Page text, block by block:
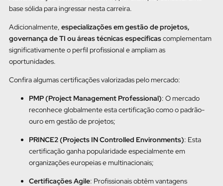
base sólida para ingressar nesta carreira.
Adicionalmente, especializações em gestão de projetos,
governança de TI ou áreas técnicas específicascomplementam
significativamente o perfil profissional e ampliam as
oportunidades.
Confira algumas certificações valorizadas pelo mercado:
PMP (Project Management Professional): O mercado
reconhece globalmente esta certificação como o padrão-
ouro em gestão de projetos;
PRINCE2 (Projects IN Controlled Environments): Esta
certificação ganha popularidade especialmente em
organizações europeias e multinacionais;
Certificações Agile: Profissionais obtêm vantagens